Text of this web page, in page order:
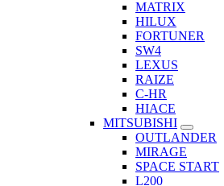
MATRIX
HILUX
FORTUNER
SW4
LEXUS
RAIZE
C-HR
HIACE
MITSUBISHI
OUTLANDER
MIRAGE
SPACE START
L200